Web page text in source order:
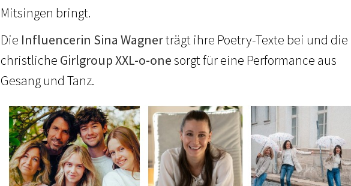
Mitsingen bringt.
Die Influencerin Sina Wagnerträgt ihre Poetry-Texte bei und die
christliche Girlgroup XXL-o-onesorgt für eine Performance aus
Gesang und Tanz.